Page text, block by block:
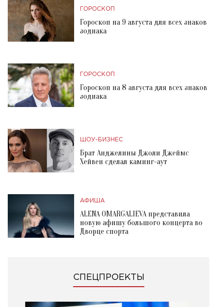
ГОРОСКОП
Гороскоп на 9 августа для всех знаков
зодиака
ГОРОСКОП
Гороскоп на 8 августа для всех знаков
зодиака
ШОУ-БИЗНЕС
Брат Анджелины Джоли Джеймс
Хейвен сделал каминг-аут
АФИША
ALENA OMARGALIEVA представила
новую афишу большого концерта во
Дворце спорта
СПЕЦПРОЕКТЫ